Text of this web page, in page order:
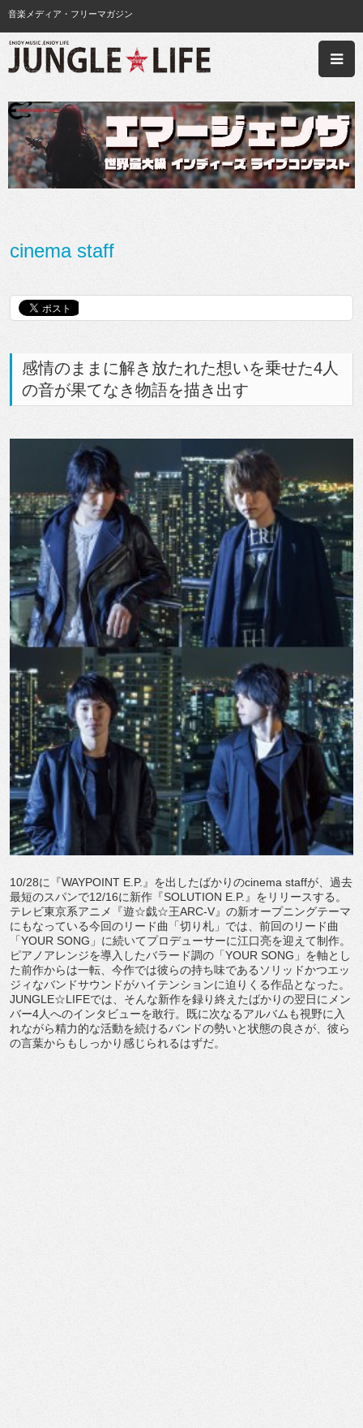
音楽メディア・フリーマガジン
cinema staff
感情のままに解き放たれた想いを乗せた4人
の音が果てなき物語を描き出す
10/28に『WAYPOINT E.P.』を出したばかりのcinema staffが、過去
最短のスパンで12/16に新作『SOLUTION E.P.』をリリースする。
テレビ東京系アニメ『遊☆戯☆王ARC-V』の新オープニングテーマ
にもなっている今回のリード曲「切り札」では、前回のリード曲
「YOUR SONG」に続いてプロデューサーに江口亮を迎えて制作。
ピアノアレンジを導入したバラード調の「YOUR SONG」を軸とし
た前作からは一転、今作では彼らの持ち味であるソリッドかつエッ
ジィなバンドサウンドがハイテンションに迫りくる作品となった。
JUNGLE☆LIFEでは、そんな新作を録り終えたばかりの翌日にメン
バー4人へのインタビューを敢行。既に次なるアルバムも視野に入
れながら精力的な活動を続けるバンドの勢いと状態の良さが、彼ら
の言葉からもしっかり感じられるはずだ。